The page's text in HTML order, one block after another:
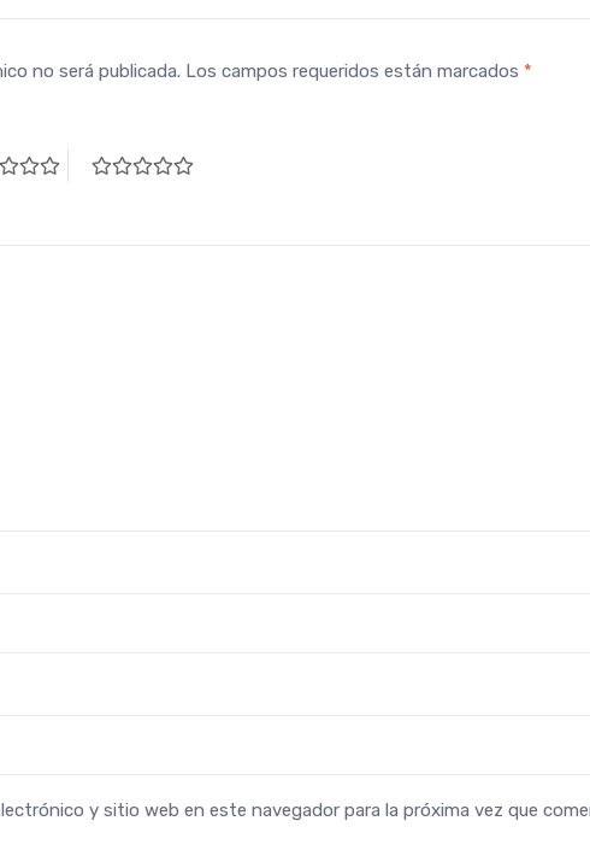
no será publicada. Los campos requeridos están marcados *
y sitio web en este navegador para la próxima vez que